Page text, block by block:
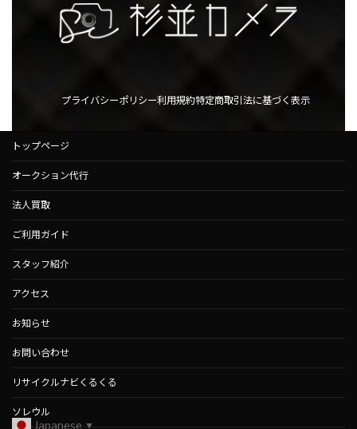
プライバシーポリシー利用規約特定商取引法に基づく表示
トップページ
オークション代行
法人買取
ご利用ガイド
スタッフ紹介
アクセス
お知らせ
お問い合わせ
リサイクルナビくるくる
ソレウル
Japanese ▼